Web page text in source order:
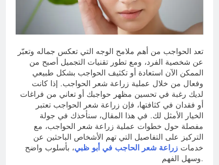
تعد الحواجب من أهم ملامح الوجه التي تعكس جماله وتعبّر
عن شخصية الفرد، ومع تطور تقنيات التجميل أصبح من
الممكن الآن استعادة أو تكثيف الحواجب بشكل طبيعي
وفعال من خلال عملية زراعة شعر الحواجب. إذا كانت
لديك رغبة في تحسين مظهر حواجبك أو تعاني من فراغات
أو فقدان في كثافتها، فإن زراعة شعر الحواجب تعتبر
الخيار الأمثل لك. في هذا المقال، سنأخذك في جولة
مفصلة حول خطوات عملية زراعة شعر الحواجب، مع
التركيز على التفاصيل التي تهم الأشخاص الباحثين عن
خدمات زراعة شعر الحاجب في أبو ظبي، بأسلوب واضح
وسهل الفهم.